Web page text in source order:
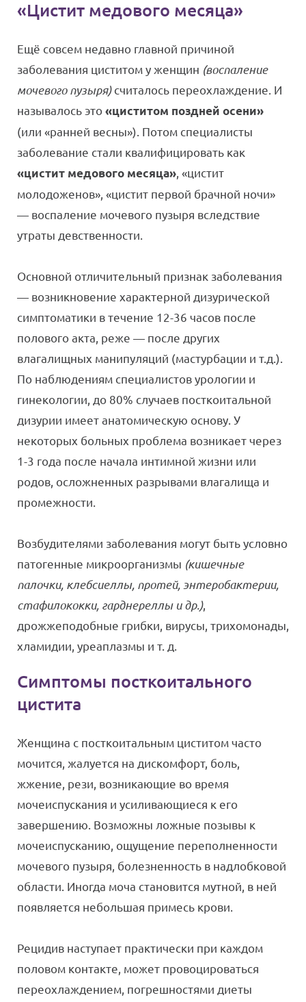
«Цистит медового месяца»
Ещё совсем недавно главной причиной
заболевания циститом у женщин (воспаление
мочевого пузыря)считалось переохлаждение. И
называлось это«циститом поздней осени»
(или «ранней весны»). Потом специалисты
заболевание стали квалифицировать как
«цистит медового месяца», «цистит
молодоженов», «цистит первой брачной ночи»
— воспаление мочевого пузыря вследствие
утраты девственности.
Основной отличительный признак заболевания
— возникновение характерной дизурической
симптоматики в течение 12-36 часов после
полового акта, реже — после других
влагалищных манипуляций (мастурбации и т.д.).
По наблюдениям специалистов урологии и
гинекологии, до 80% случаев посткоитальной
дизурии имеет анатомическую основу. У
некоторых больных проблема возникает через
1-3 года после начала интимной жизни или
родов, осложненных разрывами влагалища и
промежности.
Возбудителями заболевания могут быть условно
патогенные микроорганизмы (кишечные
палочки, клебсиеллы, протей, энтеробактерии,
стафилококки, гарднереллы и др.),
дрожжеподобные грибки, вирусы, трихомонады,
хламидии, уреаплазмы и т. д.
Симптомы посткоитального
цистита
Женщина с посткоитальным циститом часто
мочится, жалуется на дискомфорт, боль,
жжение, рези, возникающие во время
мочеиспускания и усиливающиеся к его
завершению. Возможны ложные позывы к
мочеиспусканию, ощущение переполненности
мочевого пузыря, болезненность в надлобковой
области. Иногда моча становится мутной, в ней
появляется небольшая примесь крови.
Рецидив наступает практически при каждом
половом контакте, может провоцироваться
переохлаждением, погрешностями диеты